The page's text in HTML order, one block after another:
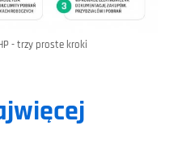
- trzy proste kroki